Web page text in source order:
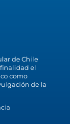
de Chile
el
como
de la